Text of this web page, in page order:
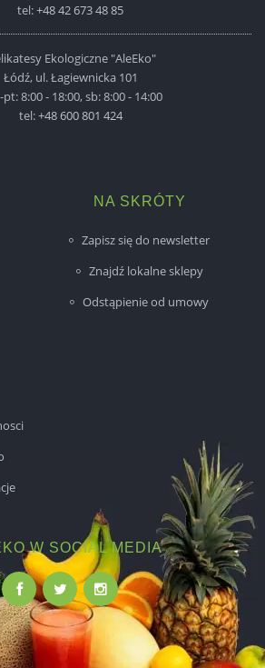
tel:+48 42 673 48 85
Ekologiczne "AleEko"
Łódź, ul. Łagiewnicka 101
8:00 - 18:00, sb: 8:00 - 14:00
tel:+48 600 801 424
NA SKRÓTY
Zapisz się do newsletter
Znajdź lokalne sklepy
Odstąpienie od umowy
W SOCIAL MEDIA